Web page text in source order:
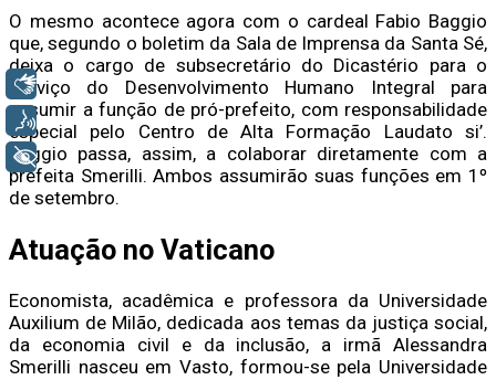
O mesmo acontece agora com o cardeal Fabio Baggio
que, segundo o boletim da Sala de Imprensa da Santa Sé,
deixa o cargo de subsecretário do Dicastério para o
Serviço do Desenvolvimento Humano Integral para
assumir a função de pró-prefeito, com responsabilidade
especial pelo Centro de Alta Formação Laudato si’.
Baggio passa, assim, a colaborar diretamente com a
prefeita Smerilli. Ambos assumirão suas funções em 1º
de setembro.
Atuação no Vaticano
Economista, acadêmica e professora da Universidade
Auxilium de Milão, dedicada aos temas da justiça social,
da economia civil e da inclusão, a irmã Alessandra
Smerilli nasceu em Vasto, formou-se pela Universidade
Libras
Voz
+ Acessibilidade